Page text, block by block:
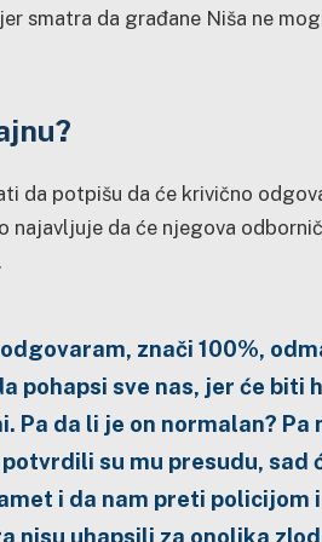
smatra da građane Niša ne
da potpišu da će krivično
najavljuje da će njegova
znači 100%,
pohapsi sve nas, jer će biti
Pa da li je on normalan? Pa
su mu presudu, sad
i da nam preti policijom
nisu uhapsili za onolika